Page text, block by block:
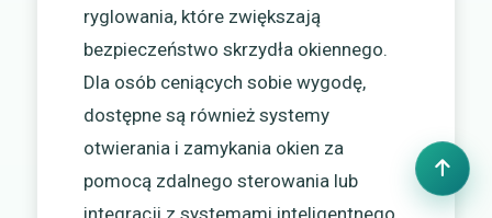
ryglowania, które zwiększają
bezpieczeństwo skrzydła okiennego.
Dla osób ceniących sobie wygodę,
dostępne są również systemy
otwierania i zamykania okien za
pomocą zdalnego sterowania lub
integracji z systemami inteligentnego